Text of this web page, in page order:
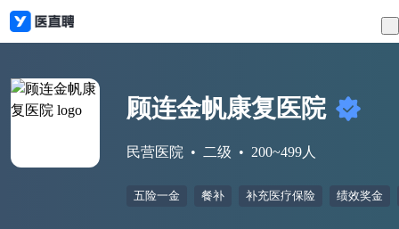
顾连金帆康复医院
民营医院 二级 200~499人
五险一金 餐补 补充医疗保险 绩效奖金